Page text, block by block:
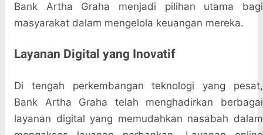
Bank Artha Graha menjadi pilihan utama bagi
masyarakat dalam mengelola keuangan mereka.
Layanan Digital yang Inovatif
Di tengah perkembangan teknologi yang pesat,
Bank Artha Graha telah menghadirkan berbagai
layanan digital yang memudahkan nasabah dalam